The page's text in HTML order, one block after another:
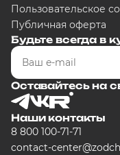
Пользовательское
Публичная оферта
Будьте всегда в
Оставайтесь на
Наши контакты
8 800 100-71-71
contact-